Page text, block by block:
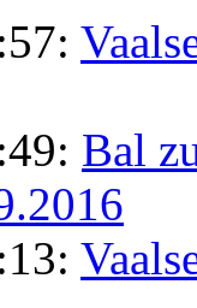
Bal